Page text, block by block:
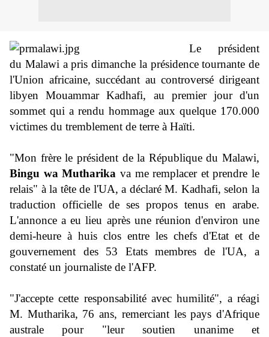
Le président
du Malawi a pris dimanche la présidence tournante de
l'Union africaine, succédant au controversé dirigeant
libyen Mouammar Kadhafi, au premier jour d'un
sommet qui a rendu hommage aux quelque 170.000
victimes du tremblement de terre à Haïti.
"Mon frère le président de la République du Malawi,
Bingu wa Mutharika va me remplacer et prendre le
relais" à la tête de l'UA, a déclaré M. Kadhafi, selon la
traduction officielle de ses propos tenus en arabe.
L'annonce a eu lieu après une réunion d'environ une
demi-heure à huis clos entre les chefs d'Etat et de
gouvernement des 53 Etats membres de l'UA, a
constaté un journaliste de l'AFP.
"J'accepte cette responsabilité avec humilité", a réagi
M. Mutharika, 76 ans, remerciant les pays d'Afrique
australe pour "leur soutien unanime et